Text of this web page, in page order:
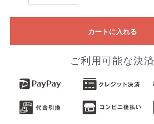
カートに入れる
ご利用可能な決済